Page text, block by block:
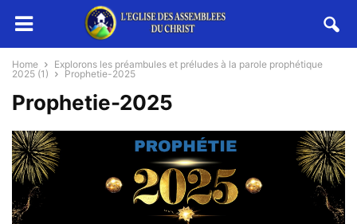
Home
Explorons les préambules et préludes à la parole prophétique
2025 (1)
Prophetie-2025
Prophetie-2025